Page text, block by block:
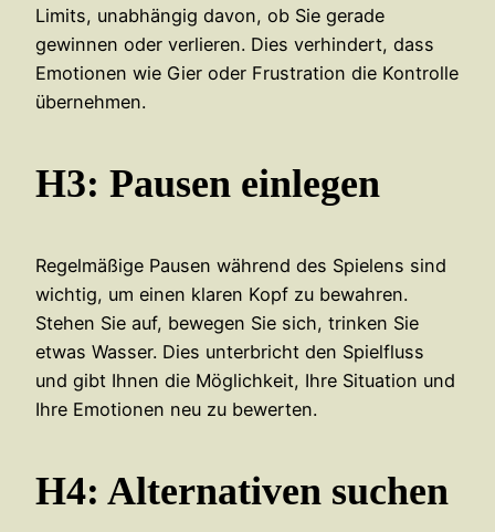
Limits, unabhängig davon, ob Sie gerade
gewinnen oder verlieren. Dies verhindert, dass
Emotionen wie Gier oder Frustration die Kontrolle
übernehmen.
H3: Pausen einlegen
Regelmäßige Pausen während des Spielens sind
wichtig, um einen klaren Kopf zu bewahren.
Stehen Sie auf, bewegen Sie sich, trinken Sie
etwas Wasser. Dies unterbricht den Spielfluss
und gibt Ihnen die Möglichkeit, Ihre Situation und
Ihre Emotionen neu zu bewerten.
H4: Alternativen suchen